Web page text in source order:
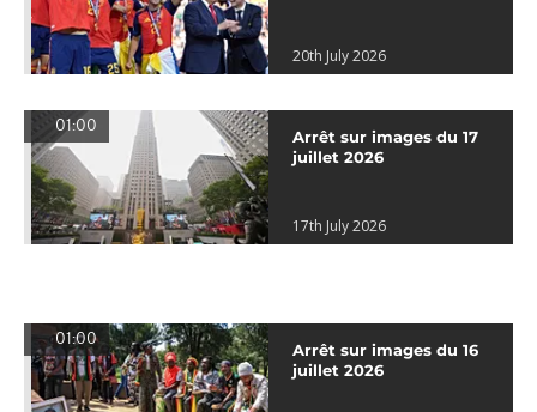
20th July 2026
01:00
Arrêt sur images du 17
juillet 2026
17th July 2026
01:00
Arrêt sur images du 16
juillet 2026